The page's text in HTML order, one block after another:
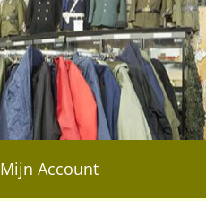
Mijn Account